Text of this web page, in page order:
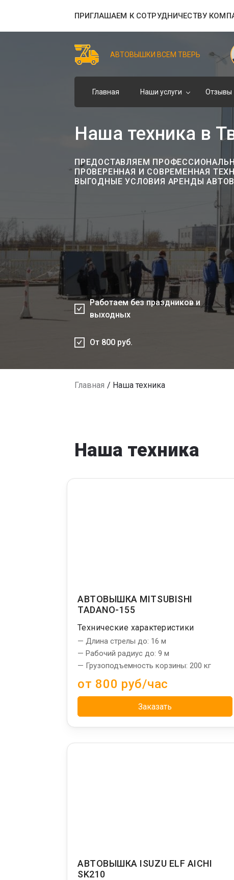
ПРИГЛАШАЕМ К СОТРУДНИЧЕСТВУ
АВТОВЫШКИ ВСЕМ ТВЕРЬ
Главная Наши услуги Отзывы
Наша техника в
ПРЕДОСТАВЛЯЕМ
ПРОВЕРЕННАЯ И СОВРЕМЕННАЯ
ВЫГОДНЫЕ УСЛОВИЯ АРЕНДЫ
Работаем без праздников и
выходных
От 800 руб.
Главная Наша техника
Наша техника
АВТОВЫШКА MITSUBISHI
TADANO-155
Технические характеристики
— Длина стрелы до: 16 м
— Рабочий радиус до: 9 м
— Грузоподъемность корзины: 200 кг
от 800 руб/час
Заказать
АВТОВЫШКА ISUZU ELF AICHI
SK210